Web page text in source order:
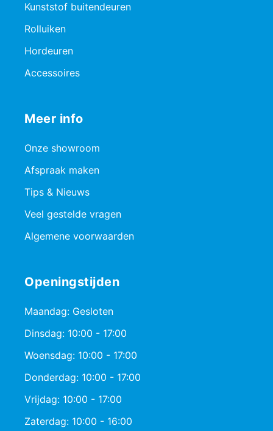
Kunststof buitendeuren
Rolluiken
Hordeuren
Accessoires
Meer info
Onze showroom
Afspraak maken
Tips & Nieuws
Veel gestelde vragen
Algemene voorwaarden
Openingstijden
Maandag: Gesloten
Dinsdag: 10:00 - 17:00
Woensdag: 10:00 - 17:00
Donderdag: 10:00 - 17:00
Vrijdag: 10:00 - 17:00
Zaterdag: 10:00 - 16:00